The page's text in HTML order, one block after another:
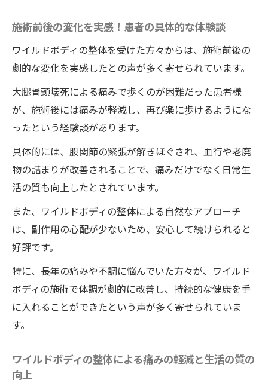
施術前後の変化を実感！患者の具体的な体験談
ワイルドボディの整体を受けた方々からは、施術前後の
劇的な変化を実感したとの声が多く寄せられています。
大腿骨頭壊死による痛みで歩くのが困難だった患者様
が、施術後には痛みが軽減し、再び楽に歩けるようにな
ったという経験談があります。
具体的には、股関節の緊張が解きほぐされ、血行や老廃
物の詰まりが改善されることで、痛みだけでなく日常生
活の質も向上したとされています。
また、ワイルドボディの整体による自然なアプローチ
は、副作用の心配が少ないため、安心して続けられると
好評です。
特に、長年の痛みや不調に悩んでいた方々が、ワイルド
ボディの施術で体調が劇的に改善し、持続的な健康を手
に入れることができたという声が多く寄せられていま
す。
ワイルドボディの整体による痛みの軽減と生活の質の
向上